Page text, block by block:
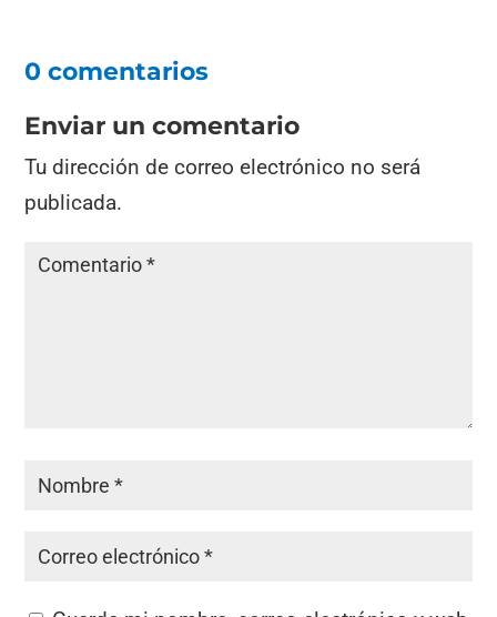
0 comentarios
Enviar un comentario
Tu dirección de correo electrónico no será
publicada.